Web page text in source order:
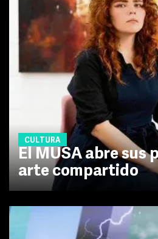
CULTURA
El MUSA abre sus
arte compartido